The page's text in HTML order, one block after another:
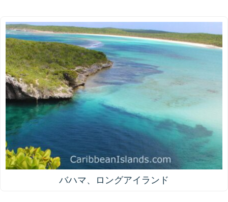
バハマ、ロングアイランド